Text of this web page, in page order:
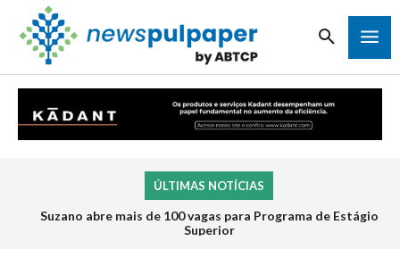
ÚLTIMAS NOTÍCIAS
Suzano abre mais de 100 vagas para Programa de Estágio
Superior